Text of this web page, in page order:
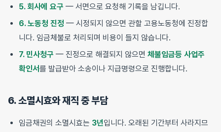
5. 회사에 요구 — 서면으로 요청해 기록을 남깁니다.
6. 노동청 진정 — 시정되지 않으면 관할 고용노동청에 진정합
니다. 임금체불로 처리되며 비용이 들지 않습니다.
7. 민사청구 — 진정으로 해결되지 않으면 체불임금등 사업주
확인서를 발급받아 소송이나 지급명령으로 진행합니다.
6. 소멸시효와 재직 중 부담
임금채권의 소멸시효는 3년입니다. 오래된 기간부터 사라지므